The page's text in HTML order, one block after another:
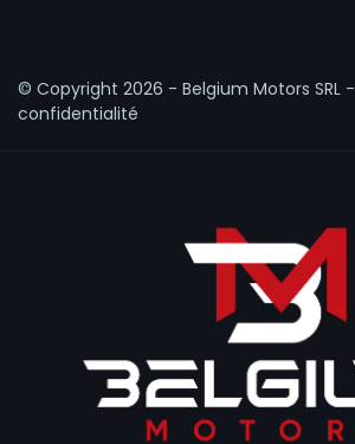
© Copyright 2026 - Belgium Motors SRL -
confidentialité